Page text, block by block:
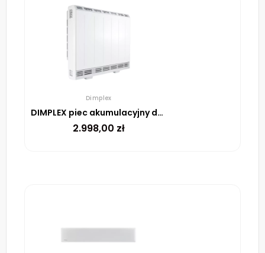
Dimplex
DIMPLEX piec akumulacyjny dynamiczny XLE050 1020W
2.998,00 zł